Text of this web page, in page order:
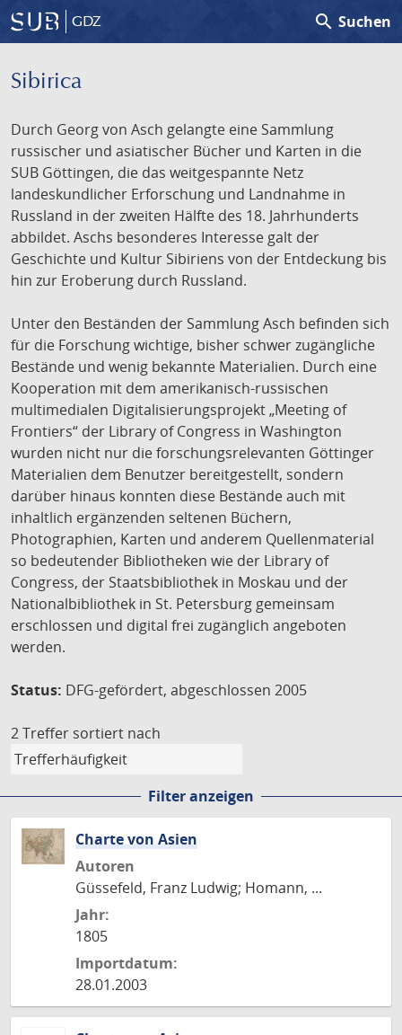
GDZ search Suchen
Sibirica
Durch Georg von Asch gelangte eine Sammlung
russischer und asiatischer Bücher und Karten in die
SUB Göttingen, die das weitgespannte Netz
landeskundlicher Erforschung und Landnahme in
Russland in der zweiten Hälfte des 18. Jahrhunderts
abbildet. Aschs besonderes Interesse galt der
Geschichte und Kultur Sibiriens von der Entdeckung bis
hin zur Eroberung durch Russland.
Unter den Beständen der Sammlung Asch befinden sich
für die Forschung wichtige, bisher schwer zugängliche
Bestände und wenig bekannte Materialien. Durch eine
Kooperation mit dem amerikanisch-russischen
multimedialen Digitalisierungsprojekt „Meeting of
Frontiers“ der Library of Congress in Washington
wurden nicht nur die forschungsrelevanten Göttinger
Materialien dem Benutzer bereitgestellt, sondern
darüber hinaus konnten diese Bestände auch mit
inhaltlich ergänzenden seltenen Büchern,
Photographien, Karten und anderem Quellenmaterial
so bedeutender Bibliotheken wie der Library of
Congress, der Staatsbibliothek in Moskau und der
Nationalbibliothek in St. Petersburg gemeinsam
erschlossen und digital frei zugänglich angeboten
werden.
Status: DFG-gefördert, abgeschlossen 2005
2 Treffer sortiert nach
Filter anzeigen
Charte von Asien
Autoren
Güssefeld, Franz Ludwig; Homann, ...
Jahr:
1805
Importdatum:
28.01.2003